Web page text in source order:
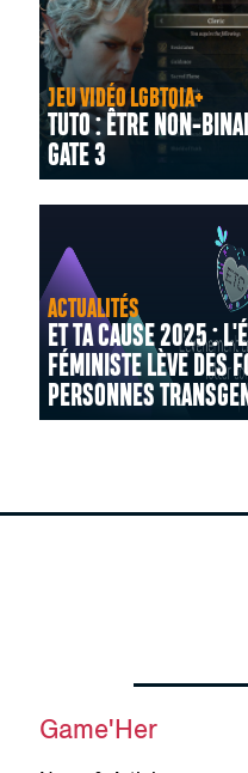
JEU VIDÉO LGBTQIA+
TUTO : ÊTRE NON-
GATE 3
ACTUALITÉS
ET TA CAUSE 2025 :
FÉMINISTE LÈVE DES
PERSONNES
Game'Her